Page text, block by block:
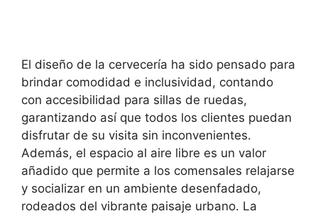
El diseño de la cervecería ha sido pensado para
brindar comodidad e inclusividad, contando
con accesibilidad para sillas de ruedas,
garantizando así que todos los clientes puedan
disfrutar de su visita sin inconvenientes.
Además, el espacio al aire libre es un valor
añadido que permite a los comensales relajarse
y socializar en un ambiente desenfadado,
rodeados del vibrante paisaje urbano. La